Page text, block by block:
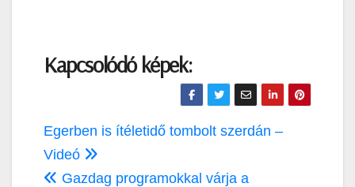
Kapcsolódó képek:
Bejegyzés
navigáció
Egerben is ítéletidő tombolt szerdán –
Videó
Gazdag programokkal várja a